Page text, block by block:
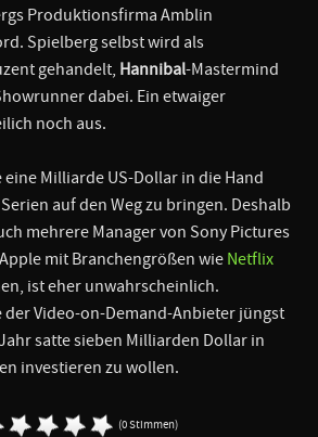
Produktionsfirma Amblin
Spielberg selbst wird als
gehandelt, Hannibal-Mastermind
dabei. Ein etwaiger
noch aus.
Milliarde US-Dollar in die Hand
auf den Weg zu bringen. Deshalb
mehrere Manager von Sony Pictures
mit Branchengrößen wie Netflix
ist eher unwahrscheinlich.
Video-on-Demand-Anbieter jüngst
satte sieben Milliarden Dollar in
investieren zu wollen.
(0 Stimmen)